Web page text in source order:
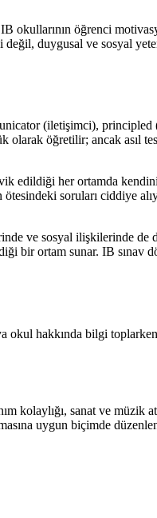
öğrenci
değil, duygusal ve sosyal
(iletişimci), principled
olarak öğretilir; ancak asıl
edildiği her ortamda
ötesindeki soruları ciddiye
ve sosyal ilişkilerinde de
bir ortam sunar. IB sınav
hakkında bilgi toplarken
kolaylığı, sanat ve müzik
uygun biçimde